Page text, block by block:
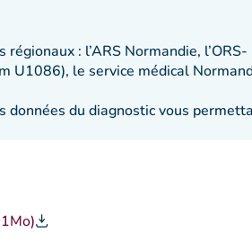
: l’ARS Normandie, l’ORS-
U1086), le service médical
données du diagnostic vous